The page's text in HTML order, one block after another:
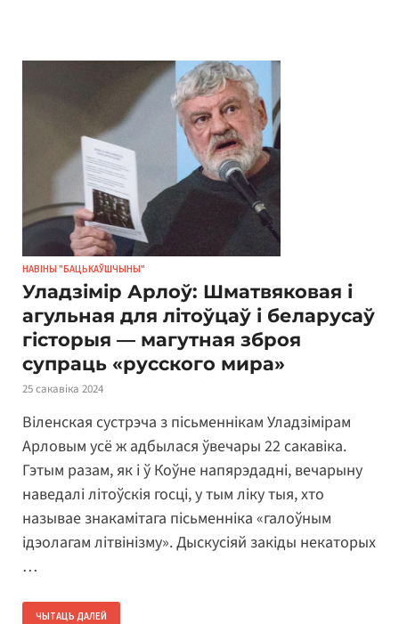
НАВІНЫ "БАЦЬКАЎШЧЫНЫ"
Уладзімір Арлоў: Шматвяковая і
агульная для літоўцаў і беларусаў
гісторыя — магутная зброя
супраць «русского мира»
25 сакавіка 2024
Віленская сустрэча з пісьменнікам Уладзімірам
Арловым усё ж адбылася ўвечары 22 сакавіка.
Гэтым разам, як і ў Коўне напярэдадні, вечарыну
наведалі літоўскія госці, у тым ліку тыя, хто
называе знакамітага пісьменніка «галоўным
ідэолагам літвінізму». Дыскусіяй закіды некаторых
…
ЧЫТАЦЬ ДАЛЕЙ